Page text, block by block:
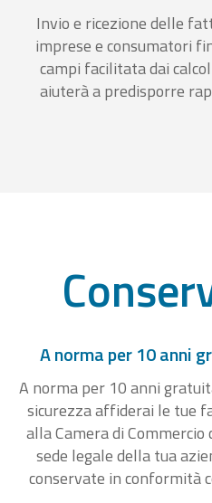
Invio e ricezione delle
imprese e consumatori
campi facilitata dai
aiuterà a predisporre
A norma per 10 anni
A norma per 10 anni
sicurezza affiderai le tue
alla Camera di
sede legale della tua
conservate in conformità